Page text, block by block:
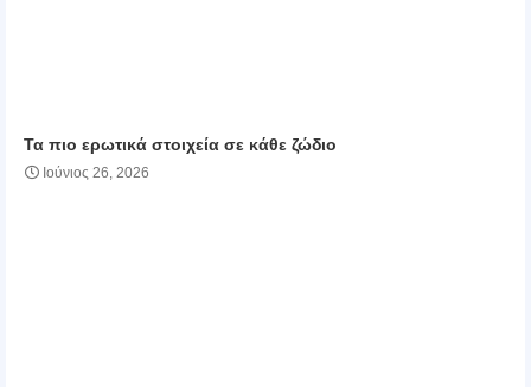
Τα πιο ερωτικά στοιχεία σε κάθε ζώδιο
Ιούνιος 26, 2026